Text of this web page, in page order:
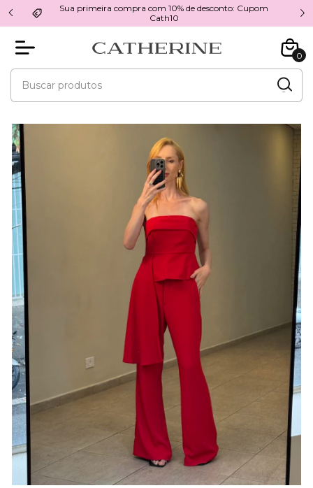
Sua primeira compra com 10% de desconto: Cupom
Cath10
0